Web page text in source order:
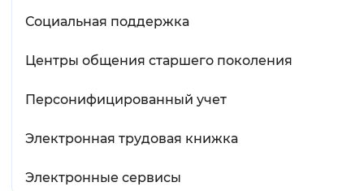
Социальная поддержка
Центры общения старшего поколения
Персонифицированный учет
Электронная трудовая книжка
Электронные сервисы